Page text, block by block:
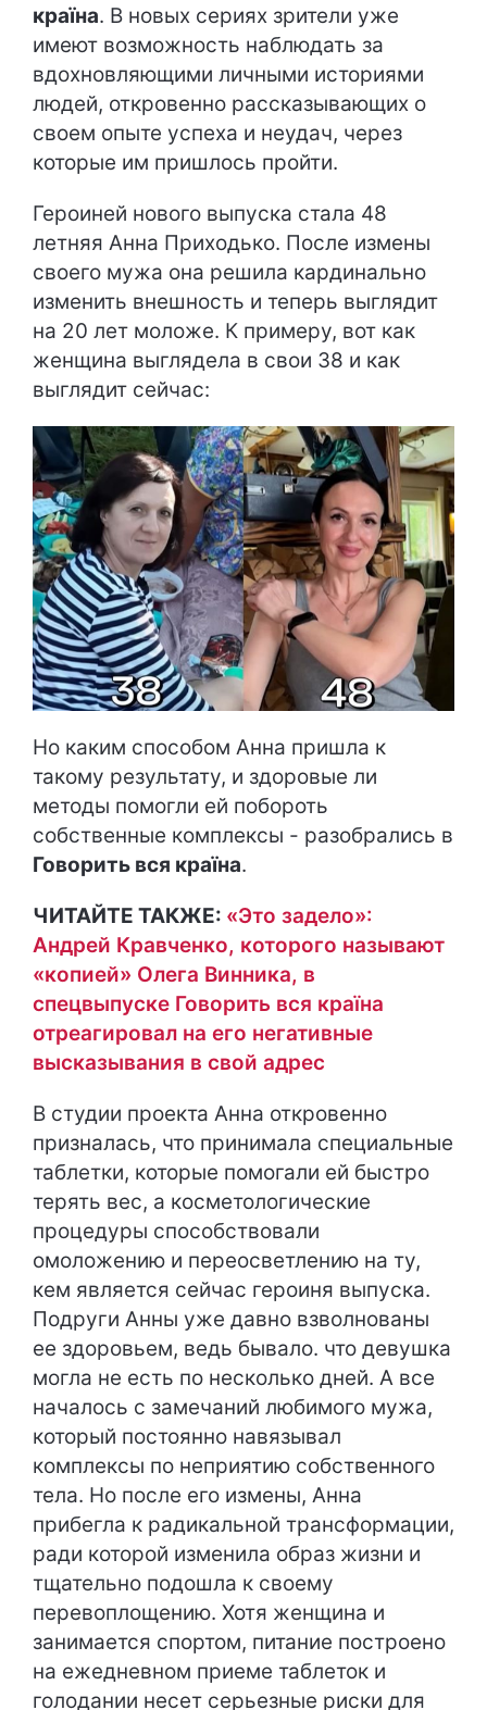
країна. В новых сериях зрители уже
имеют возможность наблюдать за
вдохновляющими личными историями
людей, откровенно рассказывающих о
своем опыте успеха и неудач, через
которые им пришлось пройти.
Героиней нового выпуска стала 48
летняя Анна Приходько. После измены
своего мужа она решила кардинально
изменить внешность и теперь выглядит
на 20 лет моложе. К примеру, вот как
женщина выглядела в свои 38 и как
выглядит сейчас:
Но каким способом Анна пришла к
такому результату, и здоровые ли
методы помогли ей побороть
собственные комплексы - разобрались в
Говорить вся країна.
ЧИТАЙТЕ ТАКЖЕ: «Это задело»:
Андрей Кравченко, которого называют
«копией» Олега Винника, в
спецвыпуске Говорить вся країна
отреагировал на его негативные
высказывания в свой адрес
В студии проекта Анна откровенно
призналась, что принимала специальные
таблетки, которые помогали ей быстро
терять вес, а косметологические
процедуры способствовали
омоложению и переосветлению на ту,
кем является сейчас героиня выпуска.
Подруги Анны уже давно взволнованы
ее здоровьем, ведь бывало. что девушка
могла не есть по несколько дней. А все
началось с замечаний любимого мужа,
который постоянно навязывал
комплексы по неприятию собственного
тела. Но после его измены, Анна
прибегла к радикальной трансформации,
ради которой изменила образ жизни и
тщательно подошла к своему
перевоплощению. Хотя женщина и
занимается спортом, питание построено
на ежедневном приеме таблеток и
голодании несет серьезные риски для